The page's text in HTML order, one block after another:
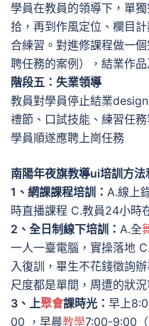
學員在教員的領導下，單
拾，再到作風定位、欄目
合練習。對進修課程做一
聘任務的案例），結業作品
階段五：失業領導
教員對學員停止結業
禮節、口試技能、練習任
學員順遂應聘上崗任務
南陽年夜旗教導ui培訓方法
1、網課課程培訓： A.線上
時直播課程 C.教員24小時
2、全日制線下培訓： A.全
一人一臺電腦，實操落地
入復訓，畢生不花錢徵詢
尺度都是單間，周遭的狀
3、上聚會課時光： 早上
00 ，早晨教學7:00-9:00